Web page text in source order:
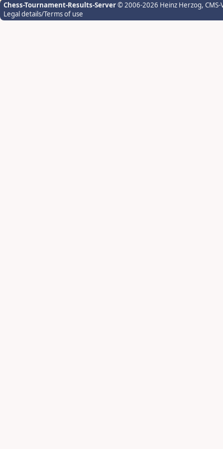
Chess-Tournament-Results-Server© 2006-2026 Heinz Herzog,
Legal details/Terms of use